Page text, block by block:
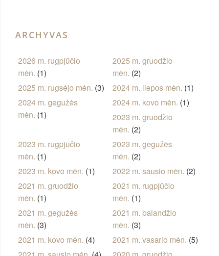
ARCHYVAS
2026 m. rugpjūčio
mėn. (1)
2025 m. gruodžio
mėn. (2)
2025 m. rugsėjo mėn. (3) 2024 m. liepos mėn. (1)
2024 m. gegužės
mėn. (1)
2024 m. kovo mėn. (1)
2023 m. gruodžio
mėn. (2)
2023 m. rugpjūčio
mėn. (1)
2023 m. gegužės
mėn. (2)
2023 m. kovo mėn. (1) 2022 m. sausio mėn. (2)
2021 m. gruodžio
mėn. (1)
2021 m. rugpjūčio
mėn. (1)
2021 m. gegužės
mėn. (3)
2021 m. balandžio
mėn. (3)
2021 m. kovo mėn. (4) 2021 m. vasario mėn. (5)